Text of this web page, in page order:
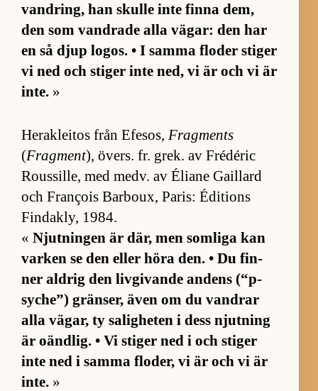
vand­ring, han skulle inte finna dem,
den som vand­rade alla vä­gar: den har
en så djup lo­gos. • I samma flo­der sti­ger
vi ned och sti­ger inte ned, vi är och vi är
in­te. »
Herak­le­i­tos från Efe­sos, Fragments
(Fragment), övers. fr. grek. av Frédé­ric
Rous­sil­le, med medv. av Éli­ane Gail­lard
och François Bar­boux, Pa­ris: Édi­tions
Fin­dak­ly, 1984.
« Njut­ningen är där, men som­liga kan
var­ken se den el­ler höra den. • Du fin­
ner ald­rig den liv­gi­vande an­dens (“p­
syche”) grän­ser, även om du vand­rar
alla vä­gar, ty sa­lig­he­ten i dess njut­ning
är oänd­lig. • Vi sti­ger ned i och sti­ger
inte ned i samma flo­der, vi är och vi är
in­te. »